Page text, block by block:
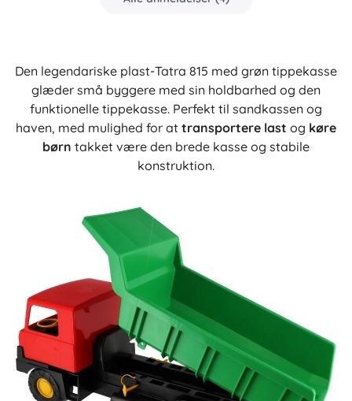
Den legendariske plast-Tatra 815 med grøn tippekasse
glæder små byggere med sin holdbarhed og den
funktionelle tippekasse. Perfekt til sandkassen og
haven, med mulighed for at transportere last og køre
børn takket være den brede kasse og stabile
konstruktion.